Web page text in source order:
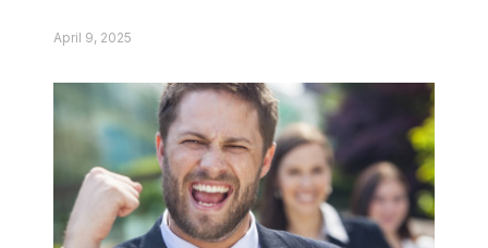
April 9, 2025